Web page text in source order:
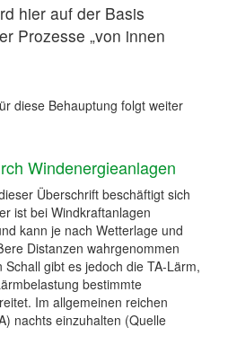
hier auf der Basis
Prozesse „von innen
diese Behauptung folgt weiter
Windenergieanlagen
Überschrift beschäftigt sich
ist bei Windkraftanlagen
kann je nach Wetterlage und
Distanzen wahrgenommen
gibt es jedoch die TA-Lärm,
bestimmte
Im allgemeinen reichen
nachts einzuhalten (Quelle